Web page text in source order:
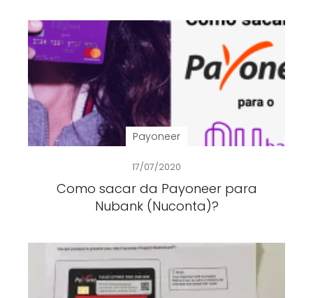
Payoneer
17/07/2020
Como sacar da Payoneer para
Nubank (Nuconta)?